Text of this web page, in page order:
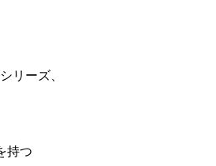
リーズ、
持つ